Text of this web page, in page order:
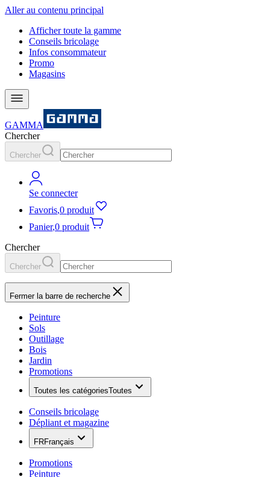
Aller au contenu principal
Afficher toute la gamme
Conseils bricolage
Infos consommateur
Promo
Magasins
GAMMA
Chercher
Chercher
Se connecter
Favoris,0 produit
Panier,0 produit
Chercher
Chercher
Fermer la barre de recherche
Peinture
Sols
Outillage
Bois
Jardin
Promotions
Toutes les catégoriesToutes
Conseils bricolage
Dépliant et magazine
FRFrançais
Promotions
Peinture